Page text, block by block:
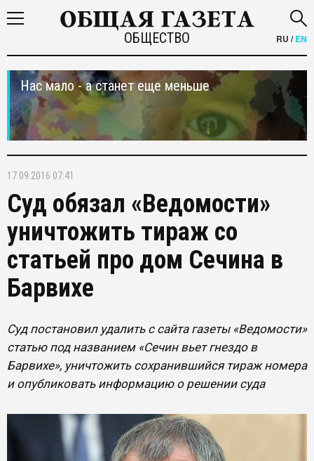
ОБЩЕСТВО RU /EN
Нас мало - а станет еще меньше
17.09.2016 07:41
Суд обязал «Ведомости»
уничтожить тираж со
статьей про дом Сечина в
Барвихе
Суд постановил удалить с сайта газеты «Ведомости»
статью под названием «Сечин вьет гнездо в
Барвихе», уничтожить сохранившийся тираж номера
и опубликовать информацию о решении суда